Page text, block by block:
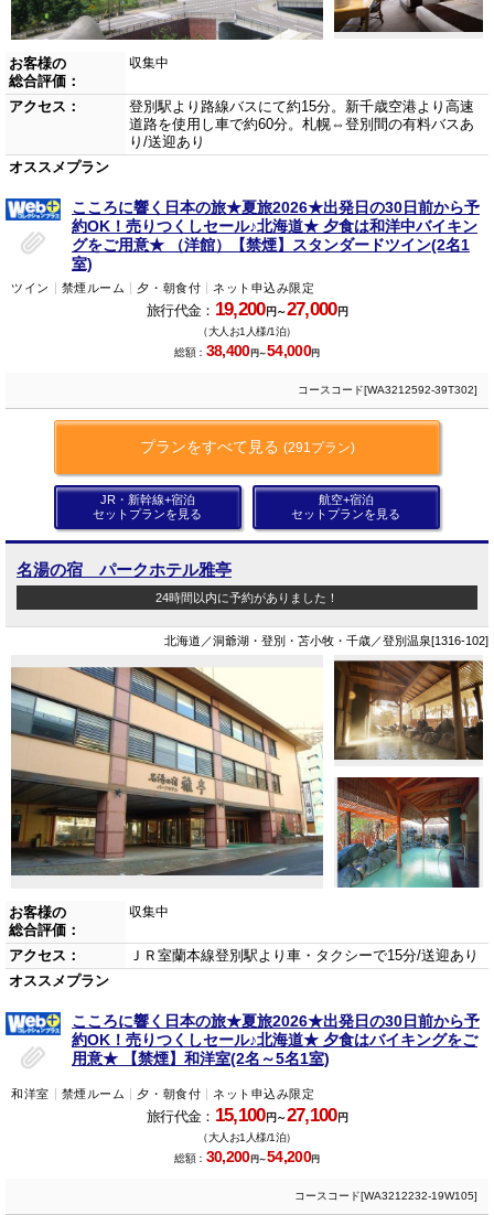
お客様の
総合評価：
収集中
アクセス：
登別駅より路線バスにて約15分。新千歳空港より高速
道路を使用し車で約60分。札幌⇔登別間の有料バスあ
り/送迎あり
オススメプラン
こころに響く日本の旅★夏旅2026★出発日の30日前から予
約OK！売りつくしセール♪北海道★ 夕食は和洋中バイキン
グをご用意★ （洋館）【禁煙】スタンダードツイン(2名1
室)
ツイン 禁煙ルーム 夕・朝食付 ネット申込み限定
旅行代金： 19,200円～27,000円
（大人お1人様/1泊）
総額： 38,400円～54,000円
コースコード[WA3212592-39T302]
プランをすべて見る (291プラン)
JR・新幹線+宿泊
セットプランを見る
航空+宿泊
セットプランを見る
名湯の宿 パークホテル雅亭
24時間以内に予約がありました！
北海道／洞爺湖・登別・苫小牧・千歳／登別温泉[1316-102]
お客様の
総合評価：
収集中
アクセス：
ＪＲ室蘭本線登別駅より車・タクシーで15分/送迎あり
オススメプラン
こころに響く日本の旅★夏旅2026★出発日の30日前から予
約OK！売りつくしセール♪北海道★ 夕食はバイキングをご
用意★ 【禁煙】和洋室(2名～5名1室)
和洋室 禁煙ルーム 夕・朝食付 ネット申込み限定
旅行代金： 15,100円～27,100円
（大人お1人様/1泊）
総額： 30,200円～54,200円
コースコード[WA3212232-19W105]